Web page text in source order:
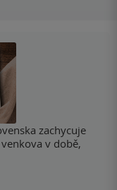
zachycuje
v době,